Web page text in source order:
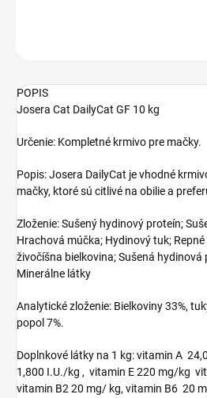
POPIS
Josera Cat DailyCat GF 10 kg
Určenie: Kompletné krmivo pre mačky.
Popis: Josera DailyCat je vhodné
mačky, ktoré sú citlivé na obilie a
Zloženie: Sušený hydinový proteín;
Hrachová múčka; Hydinový tuk;
živočíšna bielkovina; Sušená hydinová
Minerálne látky
Analytické zloženie: Bielkoviny 33%,
popol 7%.
Doplnkové látky na 1 kg: vitamin A
1,800 I.U./kg , vitamin E 220 mg/kg
vitamin B2 20 mg/ kg, vitamin B6 20